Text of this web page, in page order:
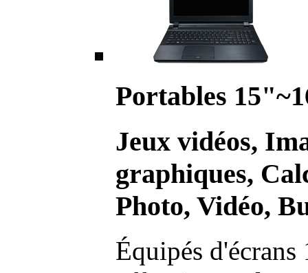
Portables
Jeux vidéos,
graphiques,
Photo, Vidéo,
Équipés